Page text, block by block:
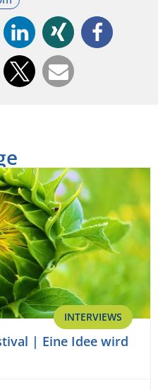
INTERVIEWS
| Eine Idee wird